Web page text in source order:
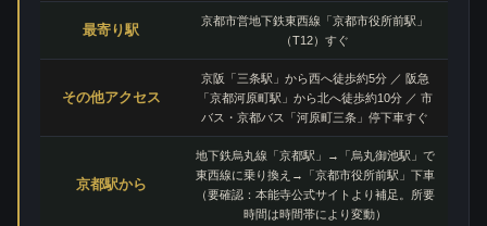
最寄り駅
京都市営地下鉄東西線「京都市役所前駅」
（T12）すぐ
その他アクセス
京阪「三条駅」から西へ徒歩約5分 ／ 阪急
「京都河原町駅」から北へ徒歩約10分 ／ 市
バス・京都バス「河原町三条」停下車すぐ
京都駅から
地下鉄烏丸線「京都駅」→「烏丸御池駅」で
東西線に乗り換え→「京都市役所前駅」下車
（要確認：本能寺公式サイトより補足。所要
時間は時間帯により変動）